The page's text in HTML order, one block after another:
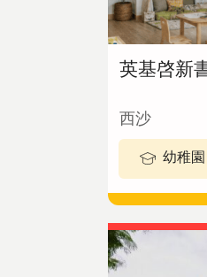
英基啓新
西沙
幼稚園